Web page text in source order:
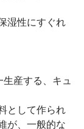
湿性にすぐれ
産する、キュ
として作られ
が、一般的な